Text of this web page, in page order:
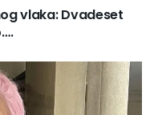
vlaka: Dvadeset